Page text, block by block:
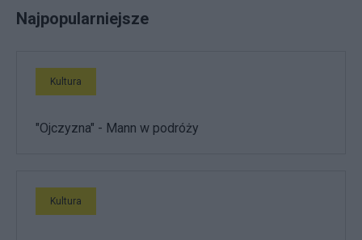
Najpopularniejsze
Kultura
"Ojczyzna" - Mann w podróży
Kultura